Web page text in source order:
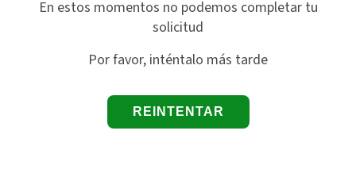
En estos momentos no podemos completar tu
solicitud
Por favor, inténtalo más tarde
REINTENTAR